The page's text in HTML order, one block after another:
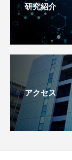
研究紹介
アクセス